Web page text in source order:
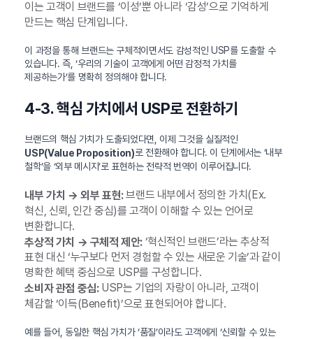
이는 고객이 브랜드를 ‘이성’뿐 아니라 ‘감성’으로 기억하게
만드는 핵심 단계입니다.
이 과정을 통해 브랜드는 구체적이면서도 감성적인 USP를 도출할 수
있습니다. 즉, ‘우리의 기술이 고객에게 어떤 감정적 가치를
제공하는가’를 명확히 정의해야 합니다.
4-3. 핵심 가치에서 USP로 전환하기
브랜드의 핵심 가치가 도출되었다면, 이제 그것을 실질적인
USP(Value Proposition)로 전환해야 합니다. 이 단계에서는 ‘내부
철학’을 ‘외부 메시지’로 표현하는 전략적 번역이 이루어집니다.
내부 가치 → 외부 표현:브랜드 내부에서 정의한 가치(Ex.
혁신, 신뢰, 인간 중심)를 고객이 이해할 수 있는 언어로
변환합니다.
추상적 가치 → 구체적 제안:‘혁신적인 브랜드’라는 추상적
표현 대신 ‘누구보다 먼저 경험할 수 있는 새로운 기술’과 같이
명확한 혜택 중심으로 USP를 구성합니다.
소비자 관점 중심:USP는 기업의 자랑이 아니라, 고객이
체감할 ‘이득(Benefit)’으로 표현되어야 합니다.
예를 들어, 동일한 핵심 가치가 ‘품질’이라도 고객에게 ‘신뢰할 수 있는